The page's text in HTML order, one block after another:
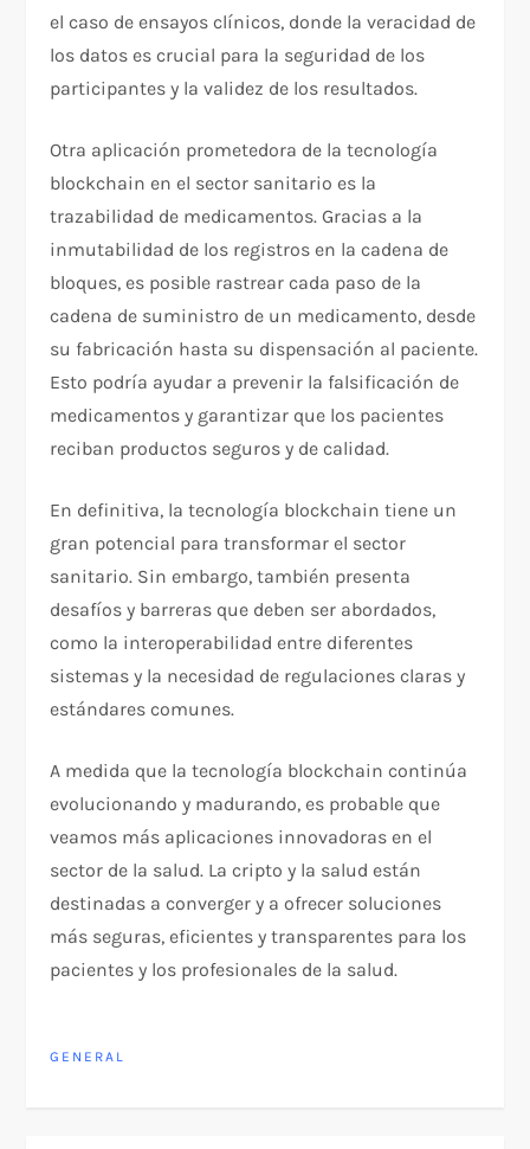
el caso de ensayos clínicos, donde la veracidad de
los datos es crucial para la seguridad de los
participantes y la validez de los resultados.
Otra aplicación prometedora de la tecnología
blockchain en el sector sanitario es la
trazabilidad de medicamentos. Gracias a la
inmutabilidad de los registros en la cadena de
bloques, es posible rastrear cada paso de la
cadena de suministro de un medicamento, desde
su fabricación hasta su dispensación al paciente.
Esto podría ayudar a prevenir la falsificación de
medicamentos y garantizar que los pacientes
reciban productos seguros y de calidad.
En definitiva, la tecnología blockchain tiene un
gran potencial para transformar el sector
sanitario. Sin embargo, también presenta
desafíos y barreras que deben ser abordados,
como la interoperabilidad entre diferentes
sistemas y la necesidad de regulaciones claras y
estándares comunes.
A medida que la tecnología blockchain continúa
evolucionando y madurando, es probable que
veamos más aplicaciones innovadoras en el
sector de la salud. La cripto y la salud están
destinadas a converger y a ofrecer soluciones
más seguras, eficientes y transparentes para los
pacientes y los profesionales de la salud.
GENERAL